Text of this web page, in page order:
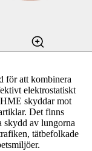
för att kombinera
elektrostatiskt
skyddar mot
Det finns
skydd av lungorna
tätbefolkade